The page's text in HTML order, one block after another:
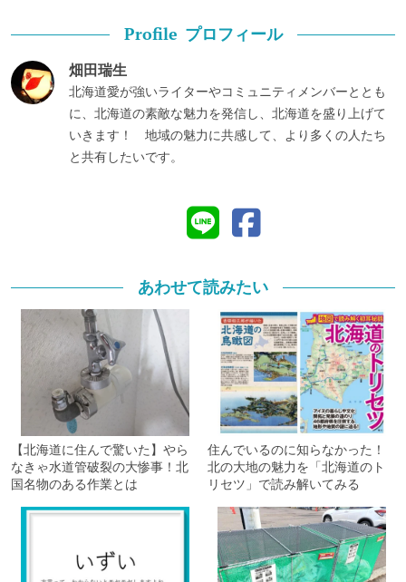
Profile プロフィール
畑田瑞生
北海道愛が強いライターやコミュニティメンバーととも
に、北海道の素敵な魅力を発信し、北海道を盛り上げて
いきます！ 地域の魅力に共感して、より多くの人たち
と共有したいです。
あわせて読みたい
【北海道に住んで驚いた】やら
なきゃ水道管破裂の大惨事！北
国名物のある作業とは
住んでいるのに知らなかった！
北の大地の魅力を「北海道のト
リセツ」で読み解いてみる